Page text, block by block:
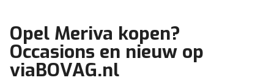
Opel Meriva kopen?
Occasions en nieuw op
viaBOVAG.nl